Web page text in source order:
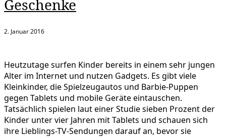
Geschenke
2. Januar 2016
Heutzutage surfen Kinder bereits in einem sehr jungen
Alter im Internet und nutzen Gadgets. Es gibt viele
Kleinkinder, die Spielzeugautos und Barbie-Puppen
gegen Tablets und mobile Geräte eintauschen.
Tatsächlich spielen laut einer Studie sieben Prozent der
Kinder unter vier Jahren mit Tablets und schauen sich
ihre Lieblings-TV-Sendungen darauf an, bevor sie